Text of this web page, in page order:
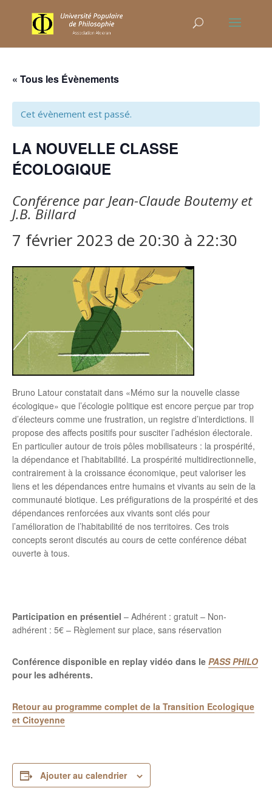
« Tous les Évènements
Cet évènement est passé.
LA NOUVELLE CLASSE
ÉCOLOGIQUE
Conférence par Jean-Claude Boutemy et
J.B. Billard
7 février 2023 de 20:30 à 22:30
Bruno Latour constatait dans «Mémo sur la nouvelle classe
écologique» que l’écologie politique est encore perçue par trop
d’électeurs comme une frustration, un registre d’interdictions. Il
propose des affects positifs pour susciter l’adhésion électorale.
En particulier autour de trois pôles mobilisateurs : la prospérité,
la dépendance et l’habitabilité. La prospérité multidirectionnelle,
contrairement à la croissance économique, peut valoriser les
liens et les dépendances entre humains et vivants au sein de la
communauté biotique. Les préfigurations de la prospérité et des
dépendances renforcées aux vivants sont clés pour
l’amélioration de l’habitabilité de nos territoires. Ces trois
concepts seront discutés au cours de cette conférence débat
ouverte à tous.
Participation en présentiel – Adhérent : gratuit – Non-
adhérent : 5€ – Règlement sur place, sans réservation
Conférence disponible en replay vidéo dans le PASS PHILO
pour les adhérents.
Retour au programme complet de la Transition Ecologique
et Citoyenne
Ajouter au calendrier